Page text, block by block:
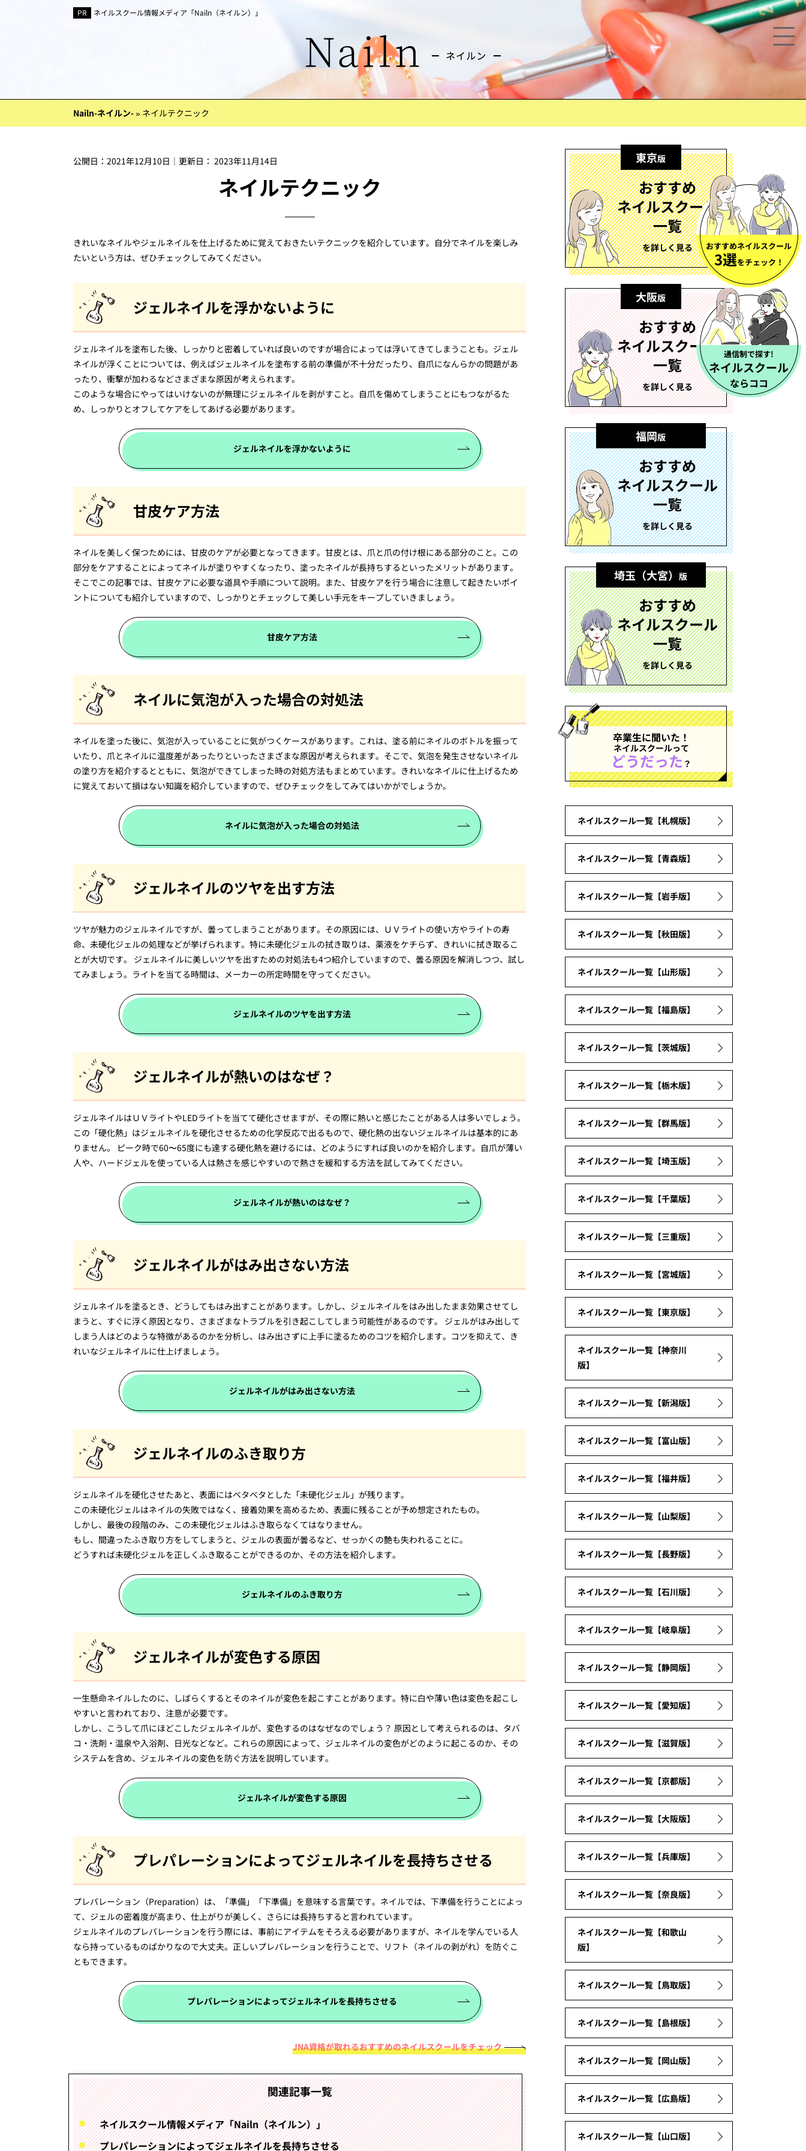
ネイルスクール情報メディア「Nailn（ネイルン）」
Nailn-ネイルン-» ネイルテクニック
公開日： 2021年12月10日 ｜更新日： 2023年11月14日
ネイルテクニック
きれいなネイルやジェルネイルを仕上げるために覚えておきたいテクニックを紹介しています。自分でネイルを楽しみ
たいという方は、ぜひチェックしてみてください。
ジェルネイルを浮かないように
ジェルネイルを塗布した後、しっかりと密着していれば良いのですが場合によっては浮いてきてしまうことも。ジェル
ネイルが浮くことについては、例えばジェルネイルを塗布する前の準備が不十分だったり、自爪になんらかの問題があ
ったり、衝撃が加わるなどさまざまな原因が考えられます。
このような場合にやってはいけないのが無理にジェルネイルを剥がすこと。自爪を傷めてしまうことにもつながるた
め、しっかりとオフしてケアをしてあげる必要があります。
ジェルネイルを浮かないように
甘皮ケア方法
ネイルを美しく保つためには、甘皮のケアが必要となってきます。甘皮とは、爪と爪の付け根にある部分のこと。この
部分をケアすることによってネイルが塗りやすくなったり、塗ったネイルが長持ちするといったメリットがあります。
そこでこの記事では、甘皮ケアに必要な道具や手順について説明。また、甘皮ケアを行う場合に注意して起きたいポイ
ントについても紹介していますので、しっかりとチェックして美しい手元をキープしていきましょう。
甘皮ケア方法
ネイルに気泡が入った場合の対処法
ネイルを塗った後に、気泡が入っていることに気がつくケースがあります。これは、塗る前にネイルのボトルを振って
いたり、爪とネイルに温度差があったりといったさまざまな原因が考えられます。そこで、気泡を発生させないネイル
の塗り方を紹介するとともに、気泡ができてしまった時の対処方法もまとめています。きれいなネイルに仕上げるため
に覚えておいて損はない知識を紹介していますので、ぜひチェックをしてみてはいかがでしょうか。
ネイルに気泡が入った場合の対処法
ジェルネイルのツヤを出す方法
ツヤが魅力のジェルネイルですが、曇ってしまうことがあります。その原因には、ＵＶライトの使い方やライトの寿
命、未硬化ジェルの処理などが挙げられます。特に未硬化ジェルの拭き取りは、薬液をケチらず、きれいに拭き取るこ
とが大切です。 ジェルネイルに美しいツヤを出すための対処法も4つ紹介していますので、曇る原因を解消しつつ、試し
てみましょう。ライトを当てる時間は、メーカーの所定時間を守ってください。
ジェルネイルのツヤを出す方法
ジェルネイルが熱いのはなぜ？
ジェルネイルはＵＶライトやLEDライトを当てて硬化させますが、その際に熱いと感じたことがある人は多いでしょう。
この「硬化熱」はジェルネイルを硬化させるための化学反応で出るもので、硬化熱の出ないジェルネイルは基本的にあ
りません。 ピーク時で60〜65度にも達する硬化熱を避けるには、どのようにすれば良いのかを紹介します。自爪が薄い
人や、ハードジェルを使っている人は熱さを感じやすいので熱さを緩和する方法を試してみてください。
ジェルネイルが熱いのはなぜ？
ジェルネイルがはみ出さない方法
ジェルネイルを塗るとき、どうしてもはみ出すことがあります。しかし、ジェルネイルをはみ出したまま効果させてし
まうと、すぐに浮く原因となり、さまざまなトラブルを引き起こしてしまう可能性があるのです。 ジェルがはみ出して
しまう人はどのような特徴があるのかを分析し、はみ出さずに上手に塗るためのコツを紹介します。コツを抑えて、き
れいなジェルネイルに仕上げましょう。
ジェルネイルがはみ出さない方法
ジェルネイルのふき取り方
ジェルネイルを硬化させたあと、表面にはベタベタとした「未硬化ジェル」が残ります。
この未硬化ジェルはネイルの失敗ではなく、接着効果を高めるため、表面に残ることが予め想定されたもの。
しかし、最後の段階のみ、この未硬化ジェルはふき取らなくてはなりません。
もし、間違ったふき取り方をしてしまうと、ジェルの表面が曇るなど、せっかくの艶も失われることに。
どうすれば未硬化ジェルを正しくふき取ることができるのか、その方法を紹介します。
ジェルネイルのふき取り方
ジェルネイルが変色する原因
一生懸命ネイルしたのに、しばらくするとそのネイルが変色を起こすことがあります。特に白や薄い色は変色を起こし
やすいと言われており、注意が必要です。
しかし、こうして爪にほどこしたジェルネイルが、変色するのはなぜなのでしょう？ 原因として考えられるのは、タバ
コ・洗剤・温泉や入浴剤、日光などなど。これらの原因によって、ジェルネイルの変色がどのように起こるのか、その
システムを含め、ジェルネイルの変色を防ぐ方法を説明しています。
ジェルネイルが変色する原因
プレパレーションによってジェルネイルを長持ちさせる
プレパレーション（Preparation）は、「準備」「下準備」を意味する言葉です。ネイルでは、下準備を行うことによっ
て、ジェルの密着度が高まり、仕上がりが美しく、さらには長持ちすると言われています。
ジェルネイルのプレパレーションを行う際には、事前にアイテムをそろえる必要がありますが、ネイルを学んでいる人
なら持っているものばかりなので大丈夫。正しいプレパレーションを行うことで、リフト（ネイルの剥がれ）を防ぐこ
ともできます。
プレパレーションによってジェルネイルを長持ちさせる
JNA資格が取れるおすすめのネイルスクールをチェック
関連記事一覧
ネイルスクール情報メディア「Nailn（ネイルン）」
プレパレーションによってジェルネイルを長持ちさせる
おすすめネイルスクール
3選をチェック！
通信制で探す!
ネイルスクール
ならココ
東京版
おすすめ
ネイルスクール
一覧
を詳しく見る
大阪版
おすすめ
ネイルスクール
一覧
を詳しく見る
福岡版
おすすめ
ネイルスクール
一覧
を詳しく見る
埼玉（大宮）版
おすすめ
ネイルスクール
一覧
を詳しく見る
卒業生に聞いた！
ネイルスクールって
どうだった ？
ネイルスクール一覧【札幌版】
ネイルスクール一覧【青森版】
ネイルスクール一覧【岩手版】
ネイルスクール一覧【秋田版】
ネイルスクール一覧【山形版】
ネイルスクール一覧【福島版】
ネイルスクール一覧【茨城版】
ネイルスクール一覧【栃木版】
ネイルスクール一覧【群馬版】
ネイルスクール一覧【埼玉版】
ネイルスクール一覧【千葉版】
ネイルスクール一覧【三重版】
ネイルスクール一覧【宮城版】
ネイルスクール一覧【東京版】
ネイルスクール一覧【神奈川
版】
ネイルスクール一覧【新潟版】
ネイルスクール一覧【富山版】
ネイルスクール一覧【福井版】
ネイルスクール一覧【山梨版】
ネイルスクール一覧【長野版】
ネイルスクール一覧【石川版】
ネイルスクール一覧【岐阜版】
ネイルスクール一覧【静岡版】
ネイルスクール一覧【愛知版】
ネイルスクール一覧【滋賀版】
ネイルスクール一覧【京都版】
ネイルスクール一覧【大阪版】
ネイルスクール一覧【兵庫版】
ネイルスクール一覧【奈良版】
ネイルスクール一覧【和歌山
版】
ネイルスクール一覧【鳥取版】
ネイルスクール一覧【島根版】
ネイルスクール一覧【岡山版】
ネイルスクール一覧【広島版】
ネイルスクール一覧【山口版】